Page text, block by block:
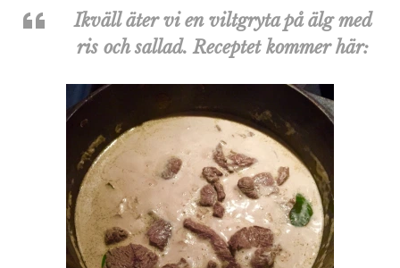
Ikväll äter vi en viltgryta på älg med
ris och sallad. Receptet kommer här: